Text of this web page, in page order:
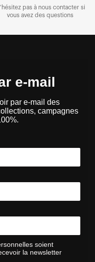
pas à nous contacter si
vous avez des questions
e-mail
par e-mail des
campagnes
soient
la newsletter